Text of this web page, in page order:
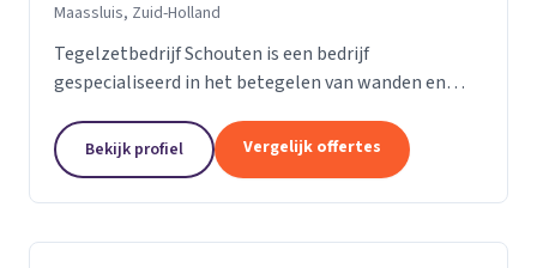
Maassluis, Zuid-Holland
Tegelzetbedrijf Schouten is een bedrijf
gespecialiseerd in het betegelen van wanden en
bedrijven als particulieren. Nieuwbouw- of
renovatieprojecten,...
Bekijk profiel Vergelijk offertes